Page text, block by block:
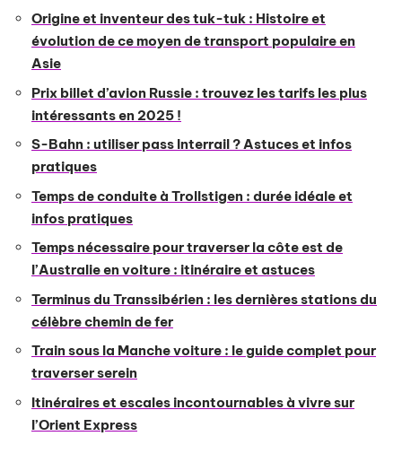
Origine et inventeur des tuk-tuk : Histoire et
évolution de ce moyen de transport populaire en
Asie
Prix billet d’avion Russie : trouvez les tarifs les plus
intéressants en 2025 !
S-Bahn : utiliser pass Interrail ? Astuces et infos
pratiques
Temps de conduite à Trollstigen : durée idéale et
infos pratiques
Temps nécessaire pour traverser la côte est de
l’Australie en voiture : itinéraire et astuces
Terminus du Transsibérien : les dernières stations du
célèbre chemin de fer
Train sous la Manche voiture : le guide complet pour
traverser serein
Itinéraires et escales incontournables à vivre sur
l’Orient Express